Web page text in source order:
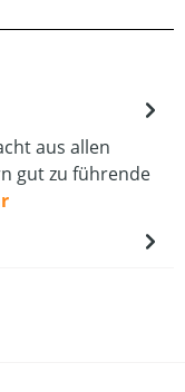
aus allen
gut zu führende